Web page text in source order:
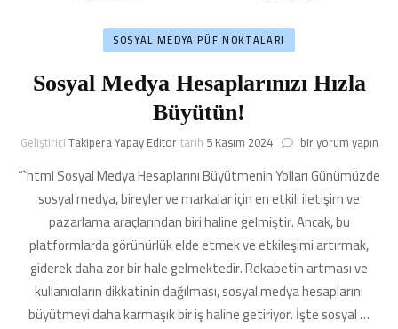
SOSYAL MEDYA PÜF NOKTALARI
Sosyal Medya Hesaplarınızı Hızla
Büyütün!
GeliştiriciTakipera Yapay Editortarih 5 Kasım 2024 Sosyal
Hesaplarınızı
Hızla
Büyütün!
için
bir yorum yapın
“`html Sosyal Medya Hesaplarını Büyütmenin Yolları Günümüzde
sosyal medya, bireyler ve markalar için en etkili iletişim ve
pazarlama araçlarından biri haline gelmiştir. Ancak, bu
platformlarda görünürlük elde etmek ve etkileşimi artırmak,
giderek daha zor bir hale gelmektedir. Rekabetin artması ve
kullanıcıların dikkatinin dağılması, sosyal medya hesaplarını
büyütmeyi daha karmaşık bir iş haline getiriyor. İşte sosyal …